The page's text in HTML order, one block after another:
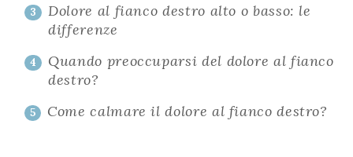
3
Dolore al fianco destro alto o basso: le
differenze
4
Quando preoccuparsi del dolore al fianco
destro?
5 Come calmare il dolore al fianco destro?